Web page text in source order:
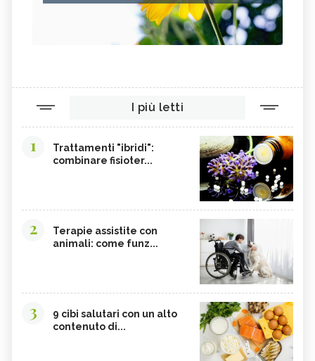
I più letti
1
Trattamenti "ibridi":
combinare fisioter...
2
Terapie assistite con
animali: come funz...
3
9 cibi salutari con un alto
contenuto di...